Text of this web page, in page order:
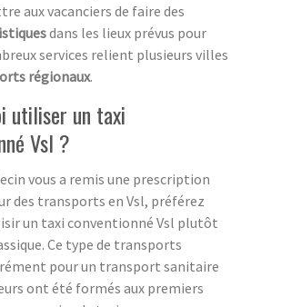
aux vacanciers de faire des
dans les lieux prévus pour
services relient plusieurs villes
régionaux.
utiliser un taxi
Vsl ?
vous a remis une prescription
des transports en Vsl, préférez
un taxi conventionné Vsl plutôt
Ce type de transports
pour un transport sanitaire
ont été formés aux premiers